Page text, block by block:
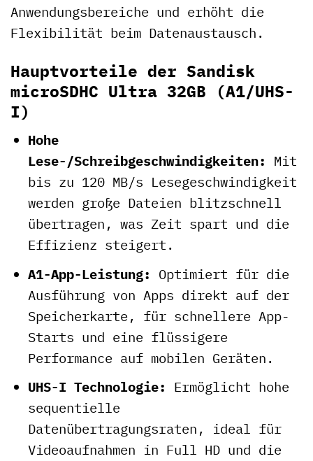
Anwendungsbereiche und erhöht die
Flexibilität beim Datenaustausch.
Hauptvorteile der Sandisk
microSDHC Ultra 32GB (A1/UHS-
I)
Hohe
Lese-/Schreibgeschwindigkeiten: Mit
bis zu 120 MB/s Lesegeschwindigkeit
werden große Dateien blitzschnell
übertragen, was Zeit spart und die
Effizienz steigert.
A1-App-Leistung: Optimiert für die
Ausführung von Apps direkt auf der
Speicherkarte, für schnellere App-
Starts und eine flüssigere
Performance auf mobilen Geräten.
UHS-I Technologie: Ermöglicht hohe
sequentielle
Datenübertragungsraten, ideal für
Videoaufnahmen in Full HD und die